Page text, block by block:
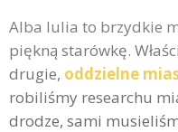
Alba Iulia to brzydkie
piękną starówkę.
drugie, oddzielne
robiliśmy researchu
drodze, sami